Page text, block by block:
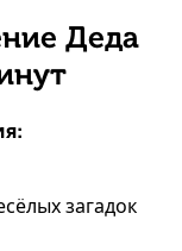
Деда
загадок